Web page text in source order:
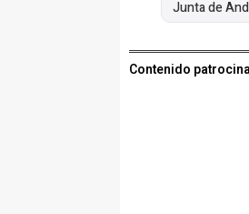
Junta de
Contenido